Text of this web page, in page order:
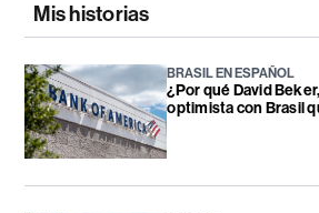
Mis historias
BRASIL EN ESPAÑOL
¿Por qué David
optimista con Brasil